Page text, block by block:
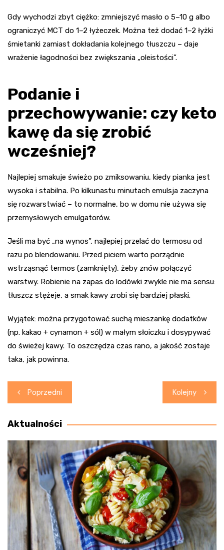
Gdy wychodzi zbyt ciężko: zmniejszyć masło o 5–10 g albo
ograniczyć MCT do 1–2 łyżeczek. Można też dodać 1–2 łyżki
śmietanki zamiast dokładania kolejnego tłuszczu – daje
wrażenie łagodności bez zwiększania „oleistości”.
Podanie i
przechowywanie: czy keto
kawę da się zrobić
wcześniej?
Najlepiej smakuje świeżo po zmiksowaniu, kiedy pianka jest
wysoka i stabilna. Po kilkunastu minutach emulsja zaczyna
się rozwarstwiać – to normalne, bo w domu nie używa się
przemysłowych emulgatorów.
Jeśli ma być „na wynos”, najlepiej przelać do termosu od
razu po blendowaniu. Przed piciem warto porządnie
wstrząsnąć termos (zamknięty), żeby znów połączyć
warstwy. Robienie na zapas do lodówki zwykle nie ma sensu:
tłuszcz stężeje, a smak kawy zrobi się bardziej płaski.
Wyjątek: można przygotować suchą mieszankę dodatków
(np. kakao + cynamon + sól) w małym słoiczku i dosypywać
do świeżej kawy. To oszczędza czas rano, a jakość zostaje
taka, jak powinna.
Nawigacja
wpisu
Poprzedni Kolejny
Aktualności